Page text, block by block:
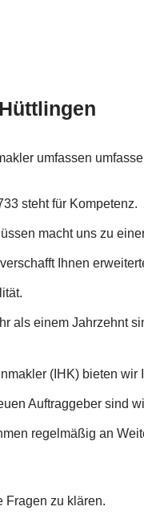
umfassen
steht für Kompetenz.
macht uns zu
Ihnen
als einem Jahrzehnt
(IHK) bieten wir
Auftraggeber sind
regelmäßig an
Fragen zu klären.